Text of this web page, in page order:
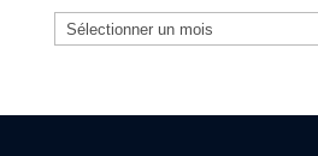
Archives